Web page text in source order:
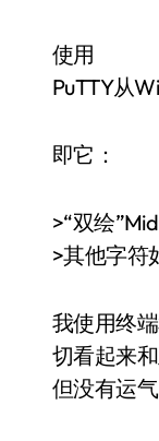
使用
PuTTY从
即它：
>“双绘
>其他字符
我使用终
切看起来
但没有运